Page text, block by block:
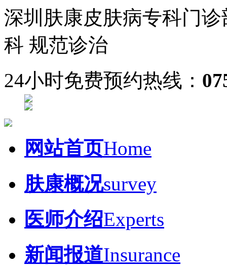
深圳肤康皮肤病专科门诊
科 规范诊治
24小时免费预约热线：
网站首页Home
肤康概况survey
医师介绍Experts
新闻报道Insurance